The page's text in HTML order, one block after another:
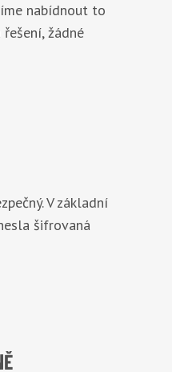
nabídnout to
žádné
V základní
šifrovaná